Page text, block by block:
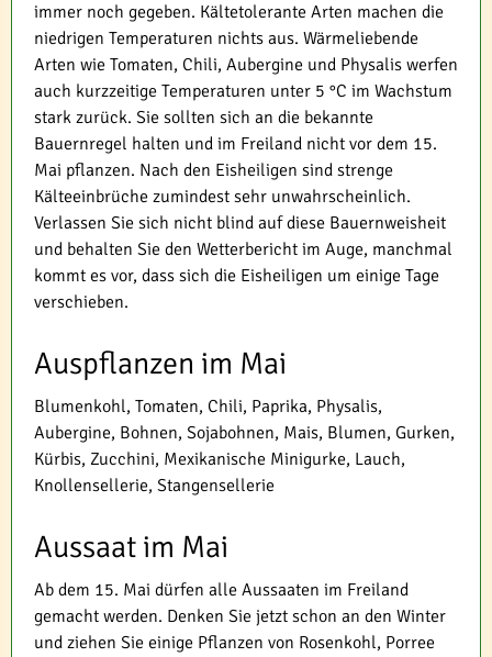
immer noch gegeben. Kältetolerante Arten machen die
niedrigen Temperaturen nichts aus. Wärmeliebende
Arten wie Tomaten, Chili, Aubergine und Physalis werfen
auch kurzzeitige Temperaturen unter 5 °C im Wachstum
stark zurück. Sie sollten sich an die bekannte
Bauernregel halten und im Freiland nicht vor dem 15.
Mai pflanzen. Nach den Eisheiligen sind strenge
Kälteeinbrüche zumindest sehr unwahrscheinlich.
Verlassen Sie sich nicht blind auf diese Bauernweisheit
und behalten Sie den Wetterbericht im Auge, manchmal
kommt es vor, dass sich die Eisheiligen um einige Tage
verschieben.
Auspflanzen im Mai
Blumenkohl, Tomaten, Chili, Paprika, Physalis,
Aubergine, Bohnen, Sojabohnen, Mais, Blumen, Gurken,
Kürbis, Zucchini, Mexikanische Minigurke, Lauch,
Knollensellerie, Stangensellerie
Aussaat im Mai
Ab dem 15. Mai dürfen alle Aussaaten im Freiland
gemacht werden. Denken Sie jetzt schon an den Winter
und ziehen Sie einige Pflanzen von Rosenkohl, Porree